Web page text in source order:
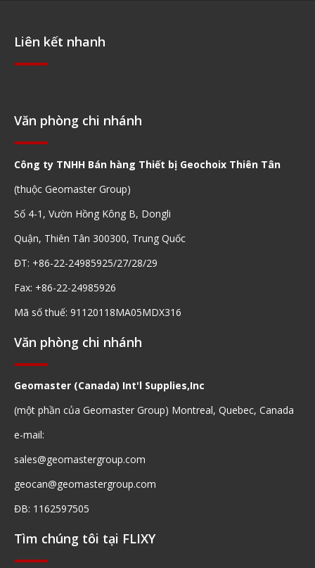
Liên kết nhanh
Văn phòng chi nhánh
Công ty TNHH Bán hàng Thiết bị Geochoix Thiên Tân
(thuộc Geomaster Group)
Số 4-1, Vườn Hồng Kông B, Dongli
Quận, Thiên Tân 300300, Trung Quốc
ĐT: +86-22-24985925/27/28/29
Fax: +86-22-24985926
Mã số thuế: 91120118MA05MDX316
Văn phòng chi nhánh
Geomaster (Canada) Int'l Supplies,Inc
(một phần của Geomaster Group) Montreal, Quebec, Canada
e-mail:
sales@geomastergroup.com
geocan@geomastergroup.com
ĐB: 1162597505
Tìm chúng tôi tại FLIXY